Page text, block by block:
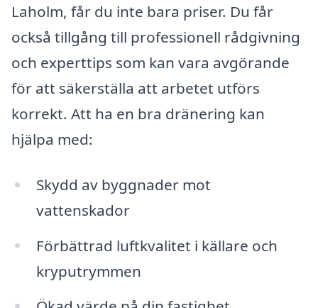
Laholm, får du inte bara priser. Du får
också tillgång till professionell rådgivning
och experttips som kan vara avgörande
för att säkerställa att arbetet utförs
korrekt. Att ha en bra dränering kan
hjälpa med:
Skydd av byggnader mot
vattenskador
Förbättrad luftkvalitet i källare och
kryputrymmen